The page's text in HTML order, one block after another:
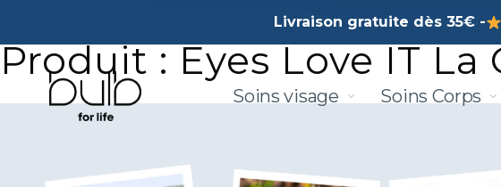
Livraison gratuite dès 35€ -
Soins visage Soins Corps
Produit : Eyes Love IT La